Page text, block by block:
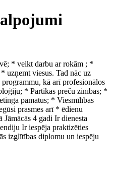
* veikt darbu ar rokām ; *
uzņemt viesus. Tad nāc uz
kā arī profesionālos
* Pārtikas preču zinības; *
pamatus; * Viesmīlības
prasmes arī * ēdienu
Jāmācās 4 gadi Ir dienesta
Ir iespēja praktizēties
izglītības diplomu un iespēju